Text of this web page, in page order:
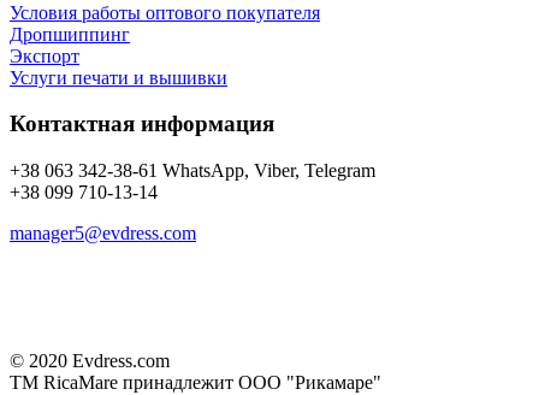
Условия работы оптового покупателя
Дропшиппинг
Экспорт
Услуги печати и вышивки
Контактная информация
+38 063 342-38-61 WhatsApp, Viber, Telegram
+38 099 710-13-14
manager5@evdress.com
© 2020 Evdress.com
ТМ RicaMare принадлежит ООО "Рикамаре"